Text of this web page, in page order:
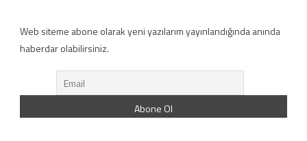
Web siteme abone olarak yeni yazılarım yayınlandığında anında
haberdar olabilirsiniz.